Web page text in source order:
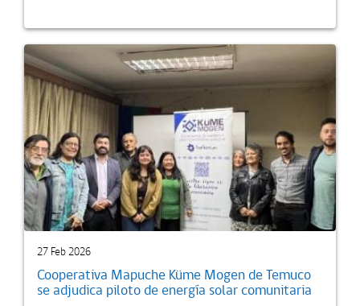
27 Feb 2026
Cooperativa Mapuche Küme Mogen de Temuco
se adjudica piloto de energía solar comunitaria